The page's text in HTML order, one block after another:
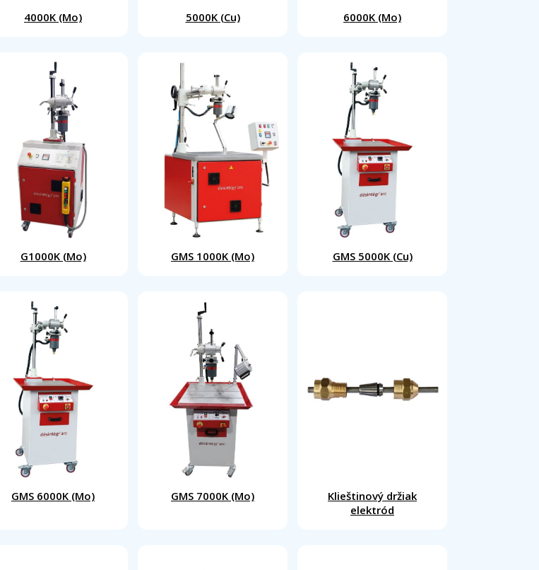
4000K (Mo) 5000K (Cu) 6000K (Mo)
G1000K (Mo) GMS 1000K (Mo) GMS 5000K (Cu)
GMS 6000K (Mo) GMS 7000K (Mo)
Klieštinový držiak
elektród